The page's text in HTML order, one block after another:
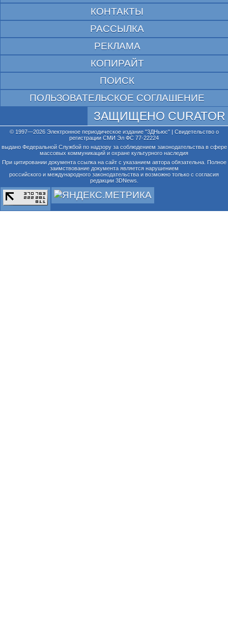
КОНТАКТЫ
РАССЫЛКА
РЕКЛАМА
КОПИРАЙТ
ПОИСК
ПОЛЬЗОВАТЕЛЬСКОЕ СОГЛАШЕНИЕ
ЗАЩИЩЕНО CURATOR
© 1997—2026 Электронное периодическое издание "3ДНьюс" | Свидетельство о
регистрации СМИ Эл ФС 77-22224
выдано Федеральной Службой по надзору за соблюдением законодательства в сфере
массовых коммуникаций и охране культурного наследия
При цитировании документа ссылка на сайт с указанием автора обязательна. Полное
заимствование документа является нарушением
российского и международного законодательства и возможно только с согласия
редакции 3DNews.